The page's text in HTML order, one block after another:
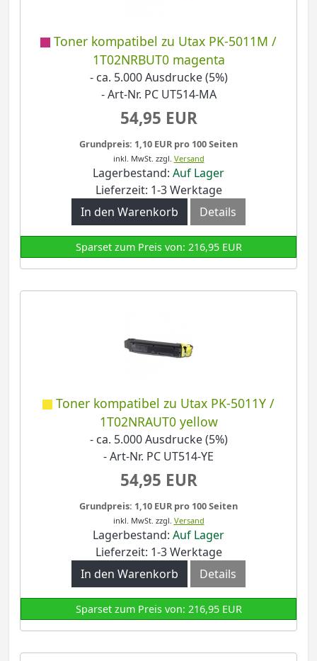
Toner kompatibel zu Utax PK-5011M /
1T02NRBUT0 magenta
- ca. 5.000 Ausdrucke (5%)
- Art-Nr. PC UT514-MA
54,95 EUR
Grundpreis: 1,10 EUR pro 100 Seiten
inkl. MwSt. zzgl. Versand
Lagerbestand: Auf Lager
Lieferzeit: 1-3 Werktage
In den Warenkorb
Details
Sparset zum Preis von: 216,95 EUR
Toner kompatibel zu Utax PK-5011Y /
1T02NRAUT0 yellow
- ca. 5.000 Ausdrucke (5%)
- Art-Nr. PC UT514-YE
54,95 EUR
Grundpreis: 1,10 EUR pro 100 Seiten
inkl. MwSt. zzgl. Versand
Lagerbestand: Auf Lager
Lieferzeit: 1-3 Werktage
In den Warenkorb
Details
Sparset zum Preis von: 216,95 EUR